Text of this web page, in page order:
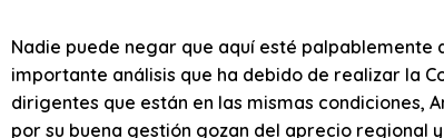
Nadie puede negar que aquí esté
importante análisis que ha debido de realizar la
dirigentes que están en las mismas condiciones,
por su buena gestión gozan del aprecio regional